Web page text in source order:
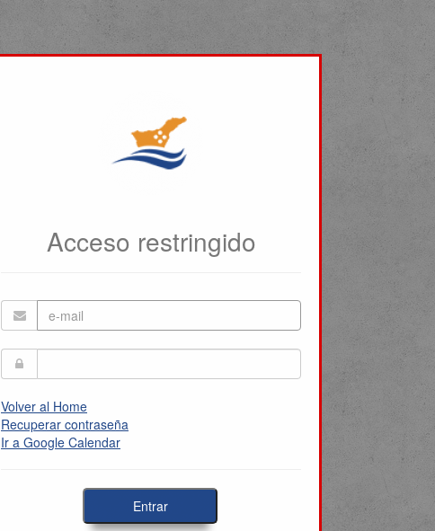
Acceso restringido
Volver al Home
Recuperar contraseña
Ir a Google Calendar